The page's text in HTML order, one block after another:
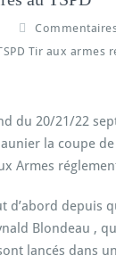
Tir aux armes
du 20/21/22
la coupe
Armes
d’abord depuis
Blondeau ,
lancés dans